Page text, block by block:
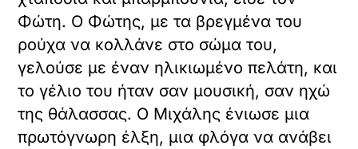
Φώτη. Ο Φώτης, με τα βρεγμένα του
ρούχα να κολλάνε στο σώμα του,
γελούσε με έναν ηλικιωμένο πελάτη, και
το γέλιο του ήταν σαν μουσική, σαν ηχώ
της θάλασσας. Ο Μιχάλης ένιωσε μια
πρωτόγνωρη έλξη, μια φλόγα να ανάβει